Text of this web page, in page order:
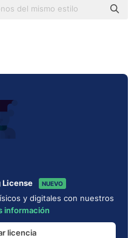
License NUEVO
y digitales con nuestros
información
licencia